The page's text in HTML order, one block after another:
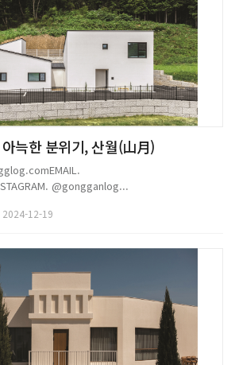
늑한 분위기, 산월(山月)
@gongganlog...
2024-12-19